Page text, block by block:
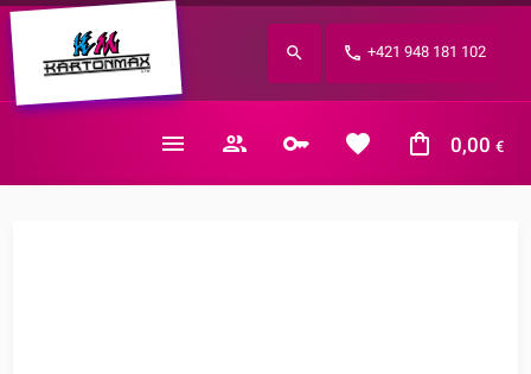
+421 948 181 102
0,00 €
Zabudnuté heslo?
E-mail